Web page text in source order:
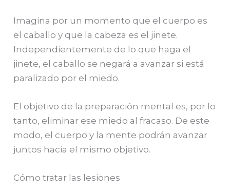
Imagina por un momento que el cuerpo es
el caballo y que la cabeza es el jinete.
Independientemente de lo que haga el
jinete, el caballo se negará a avanzar si está
paralizado por el miedo.
El objetivo de la preparación mental es, por lo
tanto, eliminar ese miedo al fracaso. De este
modo, el cuerpo y la mente podrán avanzar
juntos hacia el mismo objetivo.
Cómo tratar las lesiones